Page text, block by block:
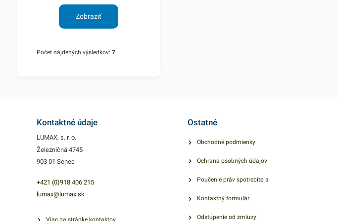
Zobraziť
Počet nájdených výsledkov: 7
Kontaktné údaje
LUMAX, s. r. o.
Železničná 4745
903 01 Senec
+421 (0)918 406 215
lumax@lumax.sk
Viac na stránke kontaktov
Ostatné
Obchodné podmienky
Ochrana osobných údajov
Poučenie práv spotrebiteľa
Kontaktný formulár
Odstúpenie od zmluvy